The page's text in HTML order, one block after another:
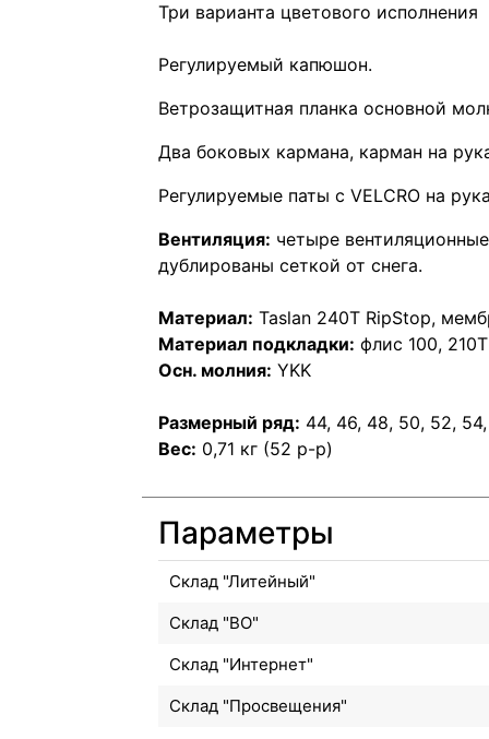
Три варианта цветового исполнения
Регулируемый капюшон.
Ветрозащитная планка основной
Два боковых кармана, карман на
Регулируемые паты с VELCRO на
Вентиляция: четыре
дублированы сеткой от снега.
Материал: Taslan 240T RipStop,
Материал подкладки: флис 100,
Осн. молния: YKK
Размерный ряд: 44, 46, 48, 50, 52,
Вес: 0,71 кг (52 р-р)
Параметры
Склад "Литейный"
Склад "ВО"
Склад "Интернет"
Склад "Просвещения"